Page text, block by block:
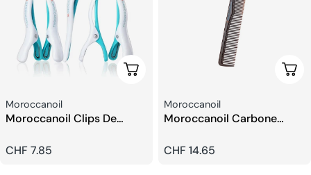
Ajouter Au Panier
Fournisseur:
Moroccanoil
Moroccanoil Clips De
Prix
CHF 7.85
Fournisseur:
Moroccanoil
Moroccanoil Carbone
Prix
CHF 14.65